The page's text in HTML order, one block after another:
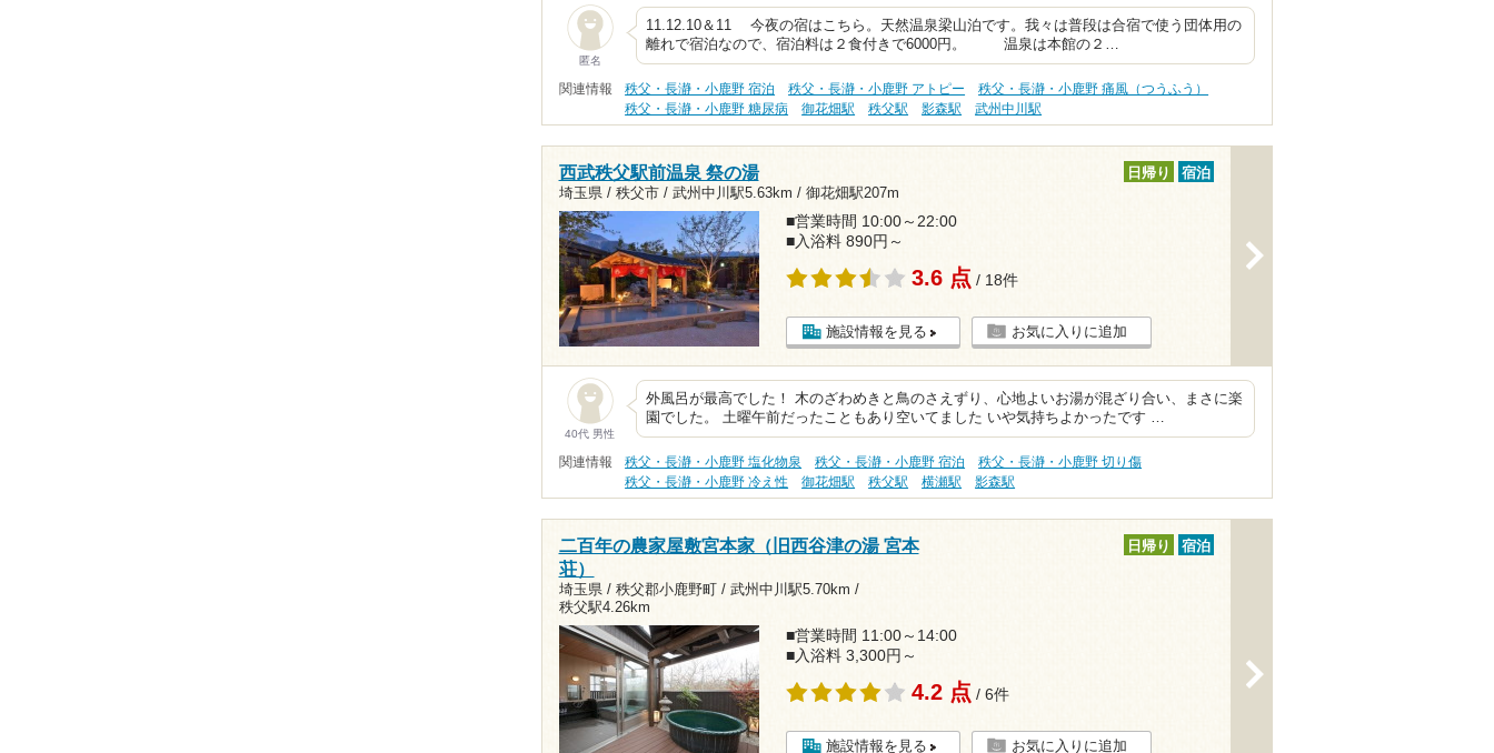
匿名
11.12.10＆11 今夜の宿はこちら。天然温泉梁山泊です。我々は普段は合宿で使う団体用の
離れで宿泊なので、宿泊料は２食付きで6000円。 温泉は本館の２…
関連情報 秩父・長瀞・小鹿野 宿泊 秩父・長瀞・小鹿野 アトピー
秩父・長瀞・小鹿野 痛風（つうふう）
秩父・長瀞・小鹿野 糖尿病
御花畑駅 秩父駅 影森駅 武州中川駅
西武秩父駅前温泉 祭の湯
埼玉県 / 秩父市 / 武州中川駅5.63km / 御花畑駅207m
日帰り 宿泊
■営業時間 10:00～22:00
■入浴料 890円～
3.6 点 / 18件
施設情報を見る お気に入りに追加
40代 男性
外風呂が最高でした！ 木のざわめきと鳥のさえずり、心地よいお湯が混ざり合い、まさに楽
園でした。 土曜午前だったこともあり空いてました いや気持ちよかったです …
関連情報 秩父・長瀞・小鹿野 塩化物泉 秩父・長瀞・小鹿野 宿泊
秩父・長瀞・小鹿野 切り傷
秩父・長瀞・小鹿野 冷え性
御花畑駅 秩父駅 横瀬駅 影森駅
二百年の農家屋敷宮本家（旧西谷津の湯 宮本
荘）
埼玉県 / 秩父郡小鹿野町 / 武州中川駅5.70km /
秩父駅4.26km
日帰り 宿泊
■営業時間 11:00～14:00
■入浴料 3,300円～
4.2 点 / 6件
施設情報を見る お気に入りに追加